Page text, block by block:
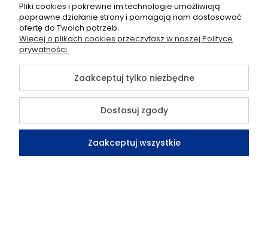
Informacje
Pomoc
Pliki cookies i pokrewne im technologie umożliwiają
poprawne działanie strony i pomagają nam dostosować
ofertę do Twoich potrzeb.
Więcej o plikach cookies przeczytasz w naszej Polityce
prywatności.
Zaakceptuj tylko niezbędne
Dostosuj zgody
Zaakceptuj wszystkie